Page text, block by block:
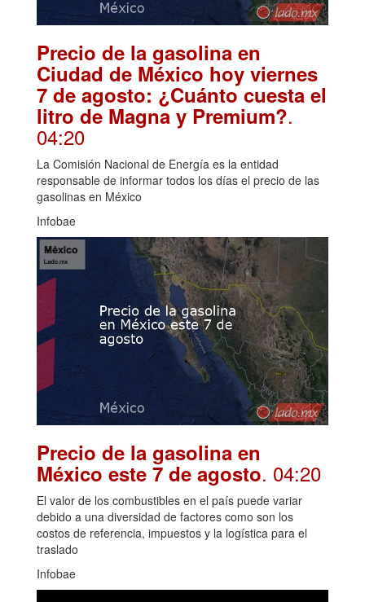
Precio de la gasolina en
Ciudad de México hoy viernes
7 de agosto: ¿Cuánto cuesta el
litro de Magna y Premium?.
04:20
La Comisión Nacional de Energía es la entidad
responsable de informar todos los días el precio de las
gasolinas en México
Infobae
Precio de la gasolina en
México este 7 de agosto. 04:20
El valor de los combustibles en el país puede variar
debido a una diversidad de factores como son los
costos de referencia, impuestos y la logística para el
traslado
Infobae